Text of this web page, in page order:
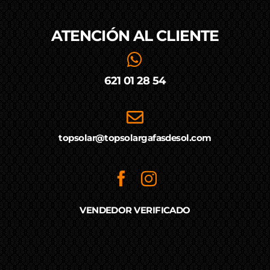
ATENCIÓN AL CLIENTE
621 01 28 54
topsolar@topsolargafasdesol.com
VENDEDOR VERIFICADO